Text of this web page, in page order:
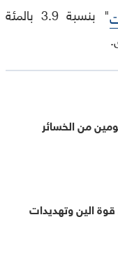
" بنسبة 3.9 بالمئة
من الخسائر
الين وتهديدات